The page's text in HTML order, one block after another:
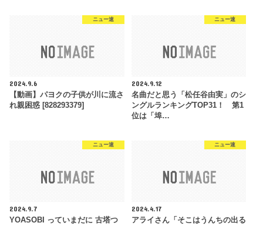
ニュー速
2024.9.6
【動画】パヨクの子供が川に流さ
れ親困惑 [828293379]
ニュー速
2024.9.12
名曲だと思う「松任谷由実」のシ
ングルランキングTOP31！ 第1
位は「埠…
ニュー速
2024.9.7
YOASOBI っていまだに 古塔つ
ニュー速
2024.4.17
アライさん「そこはうんちの出る